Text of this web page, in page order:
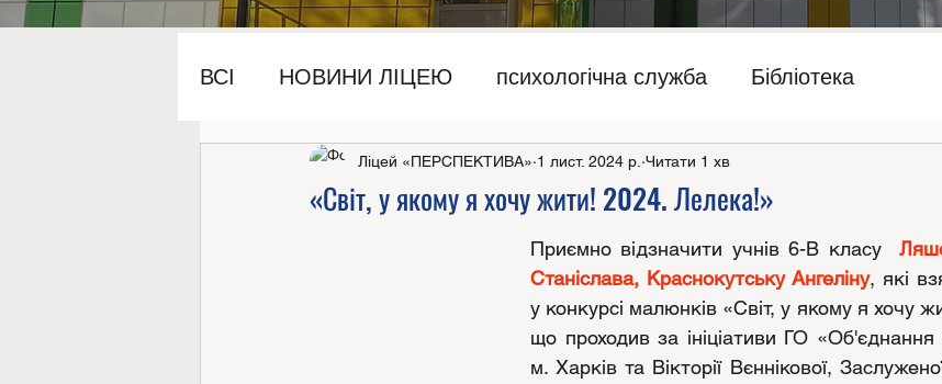
ВСІ НОВИНИ ЛІЦЕЮ психологічна служба Бібліотека
«Світ, у якому я хочу жити! 2024. Лелека!»
Ліцей «ПЕРСПЕКТИВА» 1 лист. 2024 р. Читати 1 хв
Приємно відзначити учнів 6-В класу
Станіслава, Краснокутську Ангеліну, які
у конкурсі малюнків «Світ, у якому я хочу
що проходив за ініціативи ГО
м. Харків та Вікторії Вєннікової,